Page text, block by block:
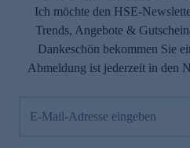
Ich möchte den HSE-
Trends, Angebote &
Dankeschön bekommen Sie
Abmeldung ist jederzeit in den
E-Mail-Adresse eingeben